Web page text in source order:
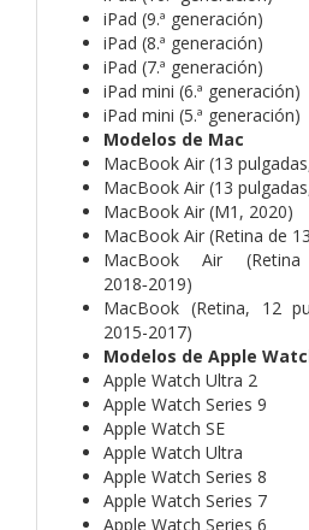
iPad (9.ª generación)
iPad (8.ª generación)
iPad (7.ª generación)
iPad mini (6.ª generación)
iPad mini (5.ª generación)
Modelos de Mac
MacBook Air (13
MacBook Air (13
MacBook Air (M1, 2020)
MacBook Air (Retina de
MacBook Air
2018‑2019)
MacBook (Retina, 12
2015-2017)
Modelos de Apple
Apple Watch Ultra 2
Apple Watch Series 9
Apple Watch SE
Apple Watch Ultra
Apple Watch Series 8
Apple Watch Series 7
Apple Watch Series 6